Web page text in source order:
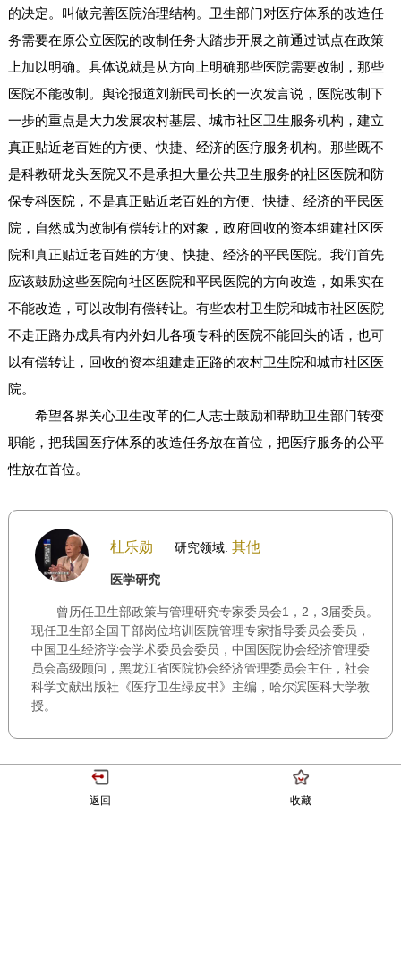
的决定。叫做完善医院治理结构。卫生部门对医疗体系的改造任
务需要在原公立医院的改制任务大踏步开展之前通过试点在政策
上加以明确。具体说就是从方向上明确那些医院需要改制，那些
医院不能改制。舆论报道刘新民司长的一次发言说，医院改制下
一步的重点是大力发展农村基层、城市社区卫生服务机构，建立
真正贴近老百姓的方便、快捷、经济的医疗服务机构。那些既不
是科教研龙头医院又不是承担大量公共卫生服务的社区医院和防
保专科医院，不是真正贴近老百姓的方便、快捷、经济的平民医
院，自然成为改制有偿转让的对象，政府回收的资本组建社区医
院和真正贴近老百姓的方便、快捷、经济的平民医院。我们首先
应该鼓励这些医院向社区医院和平民医院的方向改造，如果实在
不能改造，可以改制有偿转让。有些农村卫生院和城市社区医院
不走正路办成具有内外妇儿各项专科的医院不能回头的话，也可
以有偿转让，回收的资本组建走正路的农村卫生院和城市社区医
院。
希望各界关心卫生改革的仁人志士鼓励和帮助卫生部门转变
职能，把我国医疗体系的改造任务放在首位，把医疗服务的公平
性放在首位。
杜乐勋 研究领域: 其他
医学研究
曾历任卫生部政策与管理研究专家委员会1，2，3届委员。
现任卫生部全国干部岗位培训医院管理专家指导委员会委员，
中国卫生经济学会学术委员会委员，中国医院协会经济管理委
员会高级顾问，黑龙江省医院协会经济管理委员会主任，社会
科学文献出版社《医疗卫生绿皮书》主编，哈尔滨医科大学教
授。
返回 收藏